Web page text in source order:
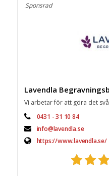
Sponsrad
Lavendla
Vi arbetar för att göra det
0431 - 31 10 84
info@lavendla.se
https://www.lavendla.se/